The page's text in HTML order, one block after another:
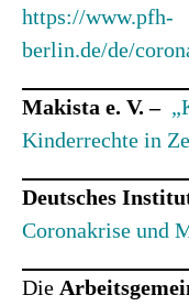
https://www.pfh-
berlin.de/de/
Makista e. V. –
Kinderrechte in
Deutsches
Coronakrise und
Die